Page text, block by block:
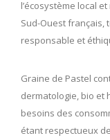
l’écosystème local
Sud-Ouest français,
responsable et
Graine de Pastel
dermatologie, bio et
besoins des
étant respectueux